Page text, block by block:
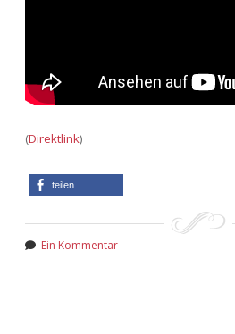
(Direktlink)
teilen
Ein Kommentar